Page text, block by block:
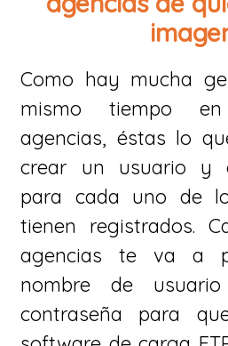
Como hay mucha
mismo tiempo
agencias, éstas lo
crear un usuario y
para cada uno de
tienen registrados.
agencias te va a
nombre de
contraseña para